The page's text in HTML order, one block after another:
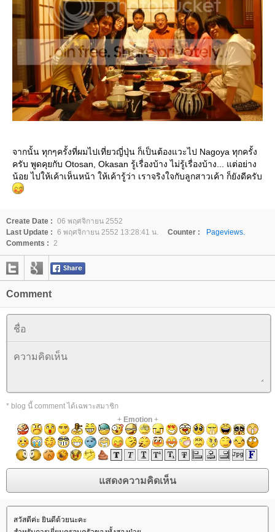
จากนั้น ทุกๆครั้งที่ผมไปเที่ยวญี่ปุ่น ก็เป็นต้องแวะไป Nagoya ทุกครั้ง
ครับ พูดคุยกับ Otosan, Okasan รู้เรื่องบ้าง ไม่รู้เรื่องบ้าง... แต่อย่าง
น้อย ไปให้เค้าเห็นหน้า ให้เค้ารู้ว่า เราจริงใจกับลูกสาวเค้า ก็ยังดีครับ
Create Date : 06 พฤศจิกายน 2552
Last Update : 6 พฤศจิกายน 2552 13:28:41 น. Counter :
Pageviews.
Comments : 2
Comment
* blog นี้ comment ได้เฉพาะสมาชิก
+ Emotion+
สวัสดีค่ะ ยินดีด้วยนะคะ